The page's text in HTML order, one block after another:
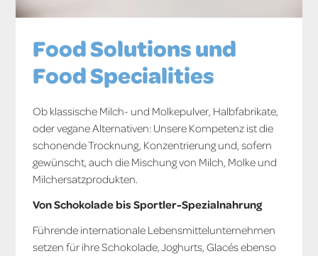
Food Solutions und
Food Specialities
Ob klassische Milch- und Molkepulver, Halbfabrikate,
oder vegane Alternativen: Unsere Kompetenz ist die
schonende Trocknung, Konzentrierung und, sofern
gewünscht, auch die Mischung von Milch, Molke und
Milchersatzprodukten.
Von Schokolade bis Sportler-Spezialnahrung
Führende internationale Lebensmittelunternehmen
setzen für ihre Schokolade, Joghurts, Glacés ebenso